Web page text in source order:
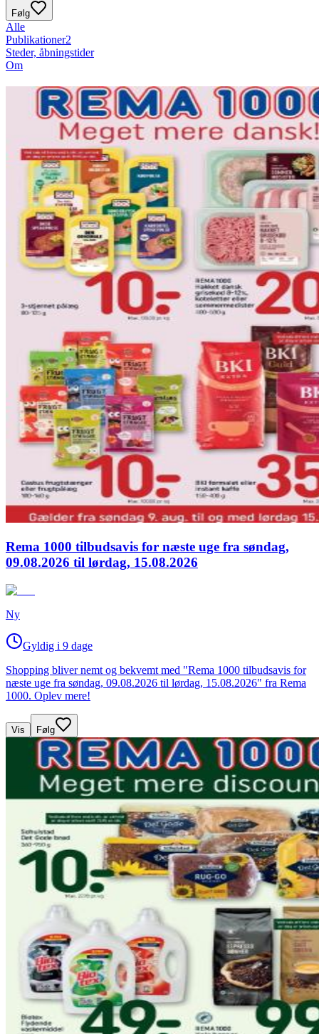
Følg
Alle
Publikationer2
Steder, åbningstider
Om
Rema 1000 tilbudsavis for næste uge fra søndag,
09.08.2026 til lørdag, 15.08.2026
Ny
Gyldig i 9 dage
Shopping bliver nemt og bekvemt med "Rema 1000 tilbudsavis for
næste uge fra søndag, 09.08.2026 til lørdag, 15.08.2026" fra Rema
1000. Oplev mere!
Vis Følg